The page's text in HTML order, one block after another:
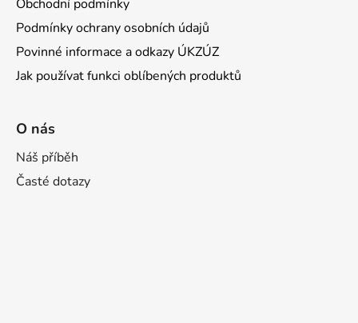
Obchodní podmínky
Podmínky ochrany osobních údajů
Povinné informace a odkazy ÚKZÚZ
Jak používat funkci oblíbených produktů
O nás
Náš příběh
Časté dotazy